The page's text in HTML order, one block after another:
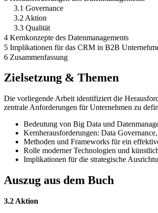
3.1 Governance
3.2 Aktion
3.3 Qualität
4 Kernkonzepte des Datenmanagements
5 Implikationen für das CRM in B2B
6 Zusammenfassung
Zielsetzung & Themen
Die vorliegende Arbeit identifiziert die
zentrale Anforderungen für Unternehmen zu
Bedeutung von Big Data und
Kernherausforderungen: Data
Methoden und Frameworks für ein
Rolle moderner Technologien und
Implikationen für die strategische
Auszug aus dem Buch
3.2 Aktion